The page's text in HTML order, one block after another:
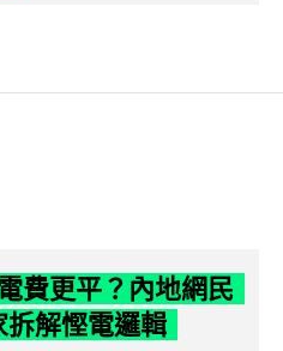
費更平？內地網民
拆解慳電邏輯